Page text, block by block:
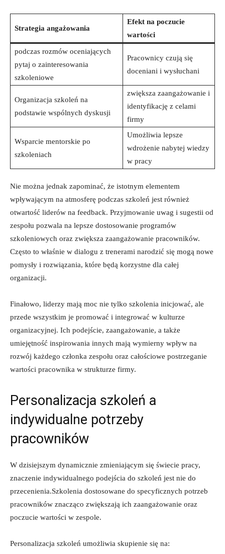
Strategia angażowania
Efekt na poczucie
wartości
podczas rozmów oceniających
pytaj o zainteresowania
szkoleniowe
Pracownicy czują się
doceniani i wysłuchani
Organizacja szkoleń na
podstawie wspólnych dyskusji
zwiększa zaangażowanie i
identyfikację z celami
firmy
Wsparcie mentorskie po
szkoleniach
Umożliwia lepsze
wdrożenie nabytej wiedzy
w pracy
Nie można jednak zapominać, że istotnym elementem
wpływającym na atmosferę podczas szkoleń jest również
otwartość liderów na feedback. Przyjmowanie uwag i sugestii od
zespołu pozwala na lepsze dostosowanie programów
szkoleniowych oraz zwiększa zaangażowanie pracowników.
Często to właśnie w dialogu z trenerami narodzić się mogą nowe
pomysły i rozwiązania, które będą korzystne dla całej
organizacji.
Finałowo, liderzy mają moc nie tylko szkolenia inicjować, ale
przede wszystkim je promować i integrować w kulturze
organizacyjnej. Ich podejście, zaangażowanie, a także
umiejętność inspirowania innych mają wymierny wpływ na
rozwój każdego członka zespołu oraz całościowe postrzeganie
wartości pracownika w strukturze firmy.
Personalizacja szkoleń a
indywidualne potrzeby
pracowników
W dzisiejszym dynamicznie zmieniającym się świecie pracy,
znaczenie indywidualnego podejścia do szkoleń jest nie do
przecenienia.Szkolenia dostosowane do specyficznych potrzeb
pracowników znacząco zwiększają ich zaangażowanie oraz
poczucie wartości w zespole.
Personalizacja szkoleń umożliwia skupienie się na: